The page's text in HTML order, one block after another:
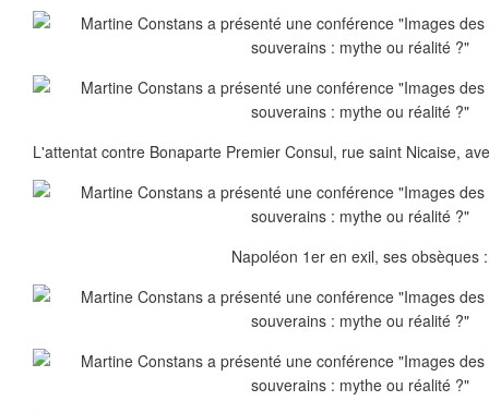
L'attentat contre Bonaparte Premier Consul, rue saint Nicaise,
Napoléon 1er en exil, ses obsèques :